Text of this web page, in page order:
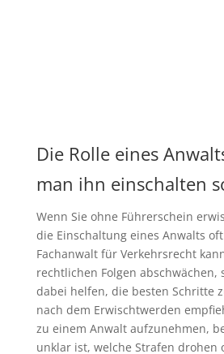
Die Rolle eines
man ihn einschalten
Wenn Sie ohne Führerschein
die Einschaltung eines Anwalts
Fachanwalt für Verkehrsrecht
rechtlichen Folgen abschwächen,
dabei helfen, die besten Schritte
nach dem Erwischtwerden
zu einem Anwalt aufzunehmen,
unklar ist, welche Strafen drohen